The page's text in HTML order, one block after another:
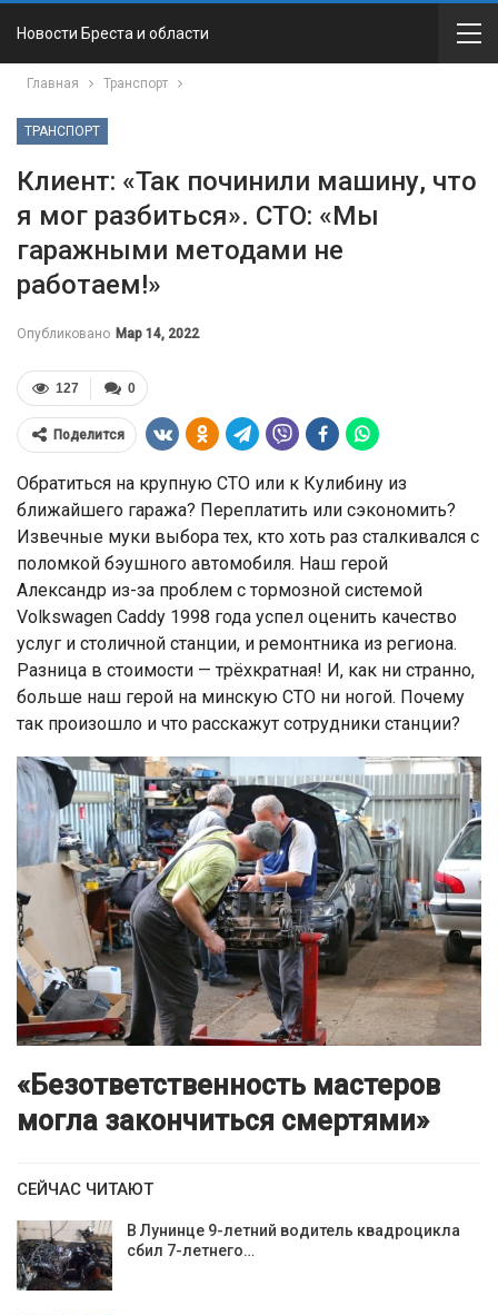
Новости Бреста и области
Главная Транспорт
ТРАНСПОРТ
Клиент: «Так починили машину, что
я мог разбиться». СТО: «Мы
гаражными методами не
работаем!»
Опубликовано Мар 14, 2022
0
127
Поделится
Обратиться на крупную СТО или к Кулибину из
ближайшего гаража? Переплатить или сэкономить?
Извечные муки выбора тех, кто хоть раз сталкивался с
поломкой бэушного автомобиля. Наш герой
Александр из-за проблем с тормозной системой
Volkswagen Caddy 1998 года успел оценить качество
услуг и столичной станции, и ремонтника из региона.
Разница в стоимости — трёхкратная! И, как ни странно,
больше наш герой на минскую СТО ни ногой. Почему
так произошло и что расскажут сотрудники станции?
«Безответственность мастеров
могла закончиться смертями»
СЕЙЧАС ЧИТАЮТ
В Лунинце 9-летний водитель квадроцикла
сбил 7-летнего…